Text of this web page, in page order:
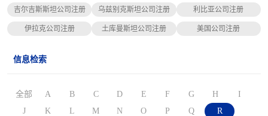
吉尔吉斯斯坦公司注册 乌兹别克斯坦公司注册 利比亚公司注册
伊拉克公司注册 土库曼斯坦公司注册 美国公司注册
信息检索
全部 A B C D E F G H
I
J
K L M N O P Q
R